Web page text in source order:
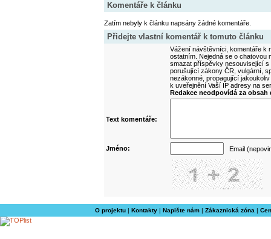
Komentáře k článku
Zatím nebyly k článku napsány žádné komentáře.
Přidejte vlastní komentář k tomuto článku
Vážení návštěvníci, komentáře k
ostatním. Nejedná se o
smazat příspěvky nesouvisející
porušující zákony ČR, vulgární,
nezákonné, propagující
k uveřejnění Vaší IP adresy na
Redakce neodpovídá za
Text komentáře:
Jméno: Email
O projektu| Kontakty| Napište nám| Zákaznická zóna |